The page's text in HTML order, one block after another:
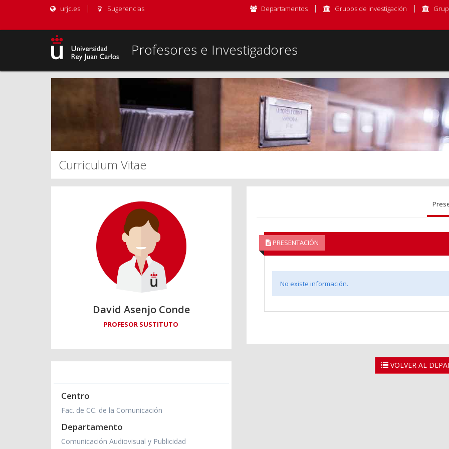
urjc.es Sugerencias Departamentos Grupos de investigación
Profesores e Investigadores
Curriculum Vitae
David Asenjo Conde
PROFESOR SUSTITUTO
Centro
Fac. de CC. de la Comunicación
Departamento
Comunicación Audiovisual y Publicidad
PRESENTACIÓN
No existe información.
VOLVER AL